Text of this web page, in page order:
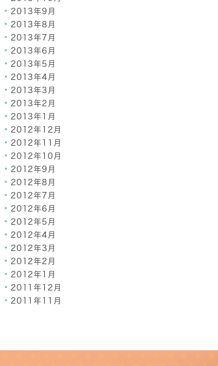
2013年9月
2013年8月
2013年7月
2013年6月
2013年5月
2013年4月
2013年3月
2013年2月
2013年1月
2012年12月
2012年11月
2012年10月
2012年9月
2012年8月
2012年7月
2012年6月
2012年5月
2012年4月
2012年3月
2012年2月
2012年1月
2011年12月
2011年11月